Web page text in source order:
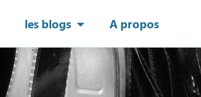
les blogs A propos